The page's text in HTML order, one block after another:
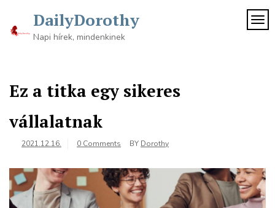
content
DailyDorothy
Napi hírek, mindenkinek
Ez a titka egy sikeres
vállalatnak
2021.12.16. 0 Comments BY Dorothy